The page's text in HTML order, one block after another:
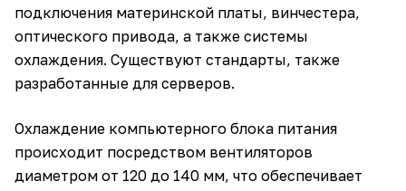
подключения материнской платы, винчестера,
оптического привода, а также системы
охлаждения. Существуют стандарты, также
разработанные для серверов.
Охлаждение компьютерного блока питания
происходит посредством вентиляторов
диаметром от 120 до 140 мм, что обеспечивает